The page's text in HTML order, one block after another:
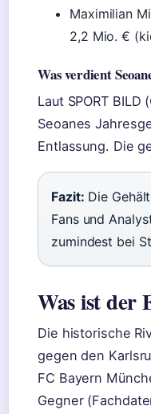
Maximilian
2,2 Mio. €
Was verdient
Laut SPORT
Seoanes
Entlassung. Die
Fazit: Die
Fans und
zumindest bei
Was ist der
Die historische
gegen den
FC Bayern
Gegner